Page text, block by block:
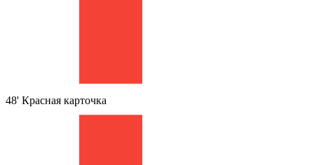
48' Красная карточка